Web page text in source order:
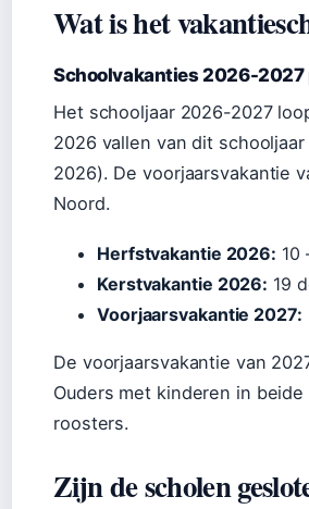
Wat is het
Schoolvakanties 2026-2027
Het schooljaar 2026-2027
2026 vallen van dit
2026). De voorjaarsvakantie
Noord.
Herfstvakantie 2026: 10
Kerstvakantie 2026: 19
Voorjaarsvakantie 2027:
De voorjaarsvakantie van
Ouders met kinderen in
roosters.
Zijn de scholen